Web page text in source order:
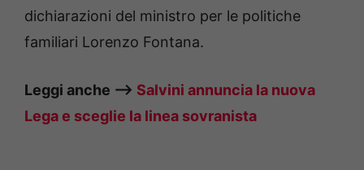
dichiarazioni del ministro per le politiche
familiari Lorenzo Fontana.
Leggi anche –> Salvini annuncia la nuova
Lega e sceglie la linea sovranista